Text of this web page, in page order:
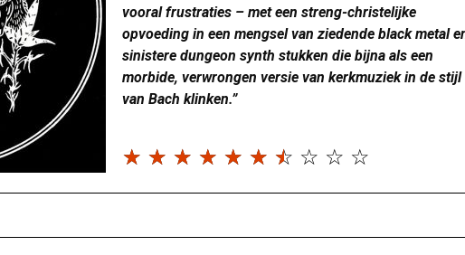
vooral frustraties – met een streng-christelijke
opvoeding in een mengsel van ziedende black metal
sinistere dungeon synth stukken die bijna als een
morbide, verwrongen versie van kerkmuziek in de stijl
van Bach klinken.”
☆ ☆ ☆ ☆ ☆ ☆ ☆ ☆ ☆ ☆